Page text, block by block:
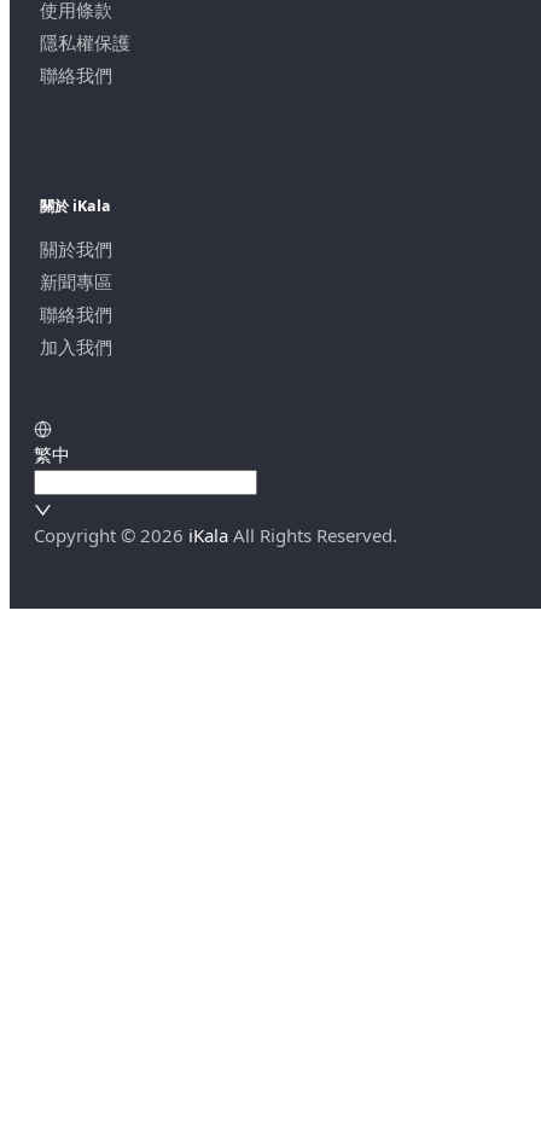
使用條款
隱私權保護
聯絡我們
關於 iKala
關於我們
新聞專區
聯絡我們
加入我們
繁中
Copyright © 2026 iKala All Rights Reserved.